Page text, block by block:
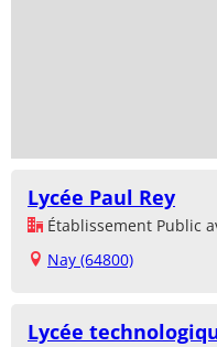
Lycée Paul Rey
Établissement Public
Nay (64800)
Lycée